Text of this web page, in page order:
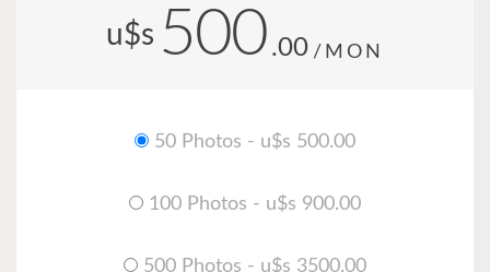
u$s 500 .00 /MON
50 Photos - u$s 500.00
100 Photos - u$s 900.00
500 Photos - u$s 3500.00